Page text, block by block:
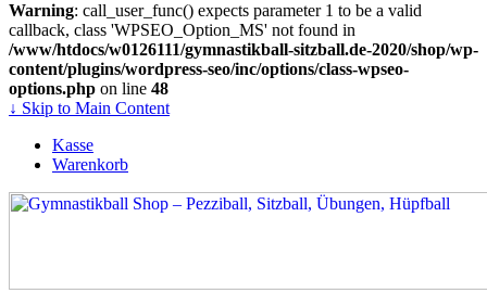
Warning: call_user_func() expects parameter 1 to be a valid
callback, class 'WPSEO_Option_MS' not found in
/www/htdocs/w0126111/gymnastikball-sitzball.de-2020/shop/wp-
content/plugins/wordpress-seo/inc/options/class-wpseo-
options.php on line 48
↓ Skip to Main Content
Kasse
Warenkorb